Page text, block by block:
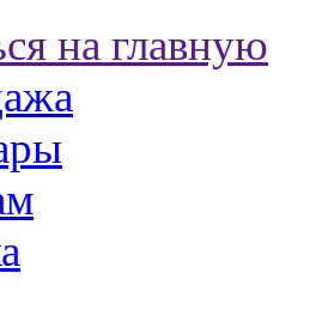
на главную